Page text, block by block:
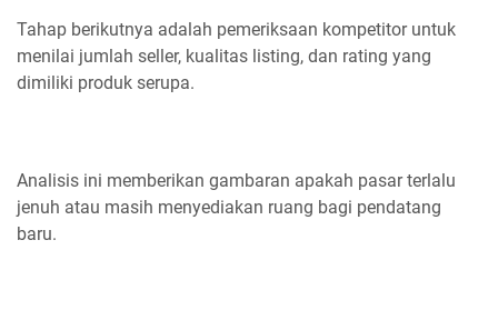
Tahap berikutnya adalah pemeriksaan kompetitor untuk
menilai jumlah seller, kualitas listing, dan rating yang
dimiliki produk serupa.
Analisis ini memberikan gambaran apakah pasar terlalu
jenuh atau masih menyediakan ruang bagi pendatang
baru.